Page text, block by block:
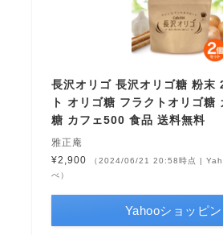
長沢オリゴ 長沢オリゴ糖 粉末
ト オリゴ糖 フラクトオリゴ糖
糖 カフェ500 食品 送料無料
雅正庵
¥2,900
（2024/06/21 20:58時点 |
べ）
Yahooショッピ